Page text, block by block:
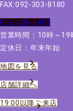
FAX:092-303-8180
092-406-8497
営業時間：10時～19
定休日：年末年始
地図を見る
店舗詳細へ
19:00以降ご来店